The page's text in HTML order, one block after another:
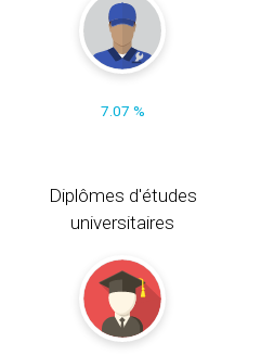
7.07 %
Diplômes d'études
universitaires